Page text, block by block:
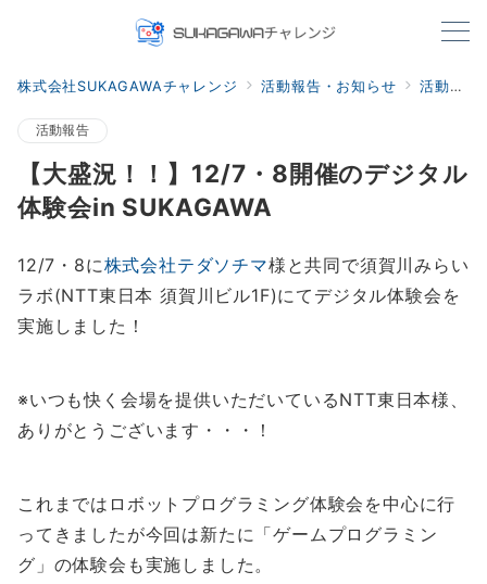
株式会社SUKAGAWAチャレンジ 活動報告・お知らせ 活動報告
活動報告
【大盛況！！】12/7・8開催のデジタル
体験会in SUKAGAWA
12/7・8に株式会社テダソチマ様と共同で須賀川みらい
ラボ(NTT東日本 須賀川ビル1F)にてデジタル体験会を
実施しました！
※いつも快く会場を提供いただいているNTT東日本様、
ありがとうございます・・・！
これまではロボットプログラミング体験会を中心に行
ってきましたが今回は新たに「ゲームプログラミン
グ」の体験会も実施しました。